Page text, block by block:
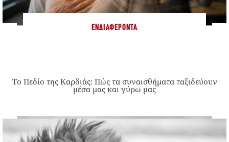
ΕΝΔΙΑΦΈΡΟΝΤΑ
Το Πεδίο της Καρδιάς: Πώς τα συναισθήματα ταξιδεύουν
μέσα μας και γύρω μας